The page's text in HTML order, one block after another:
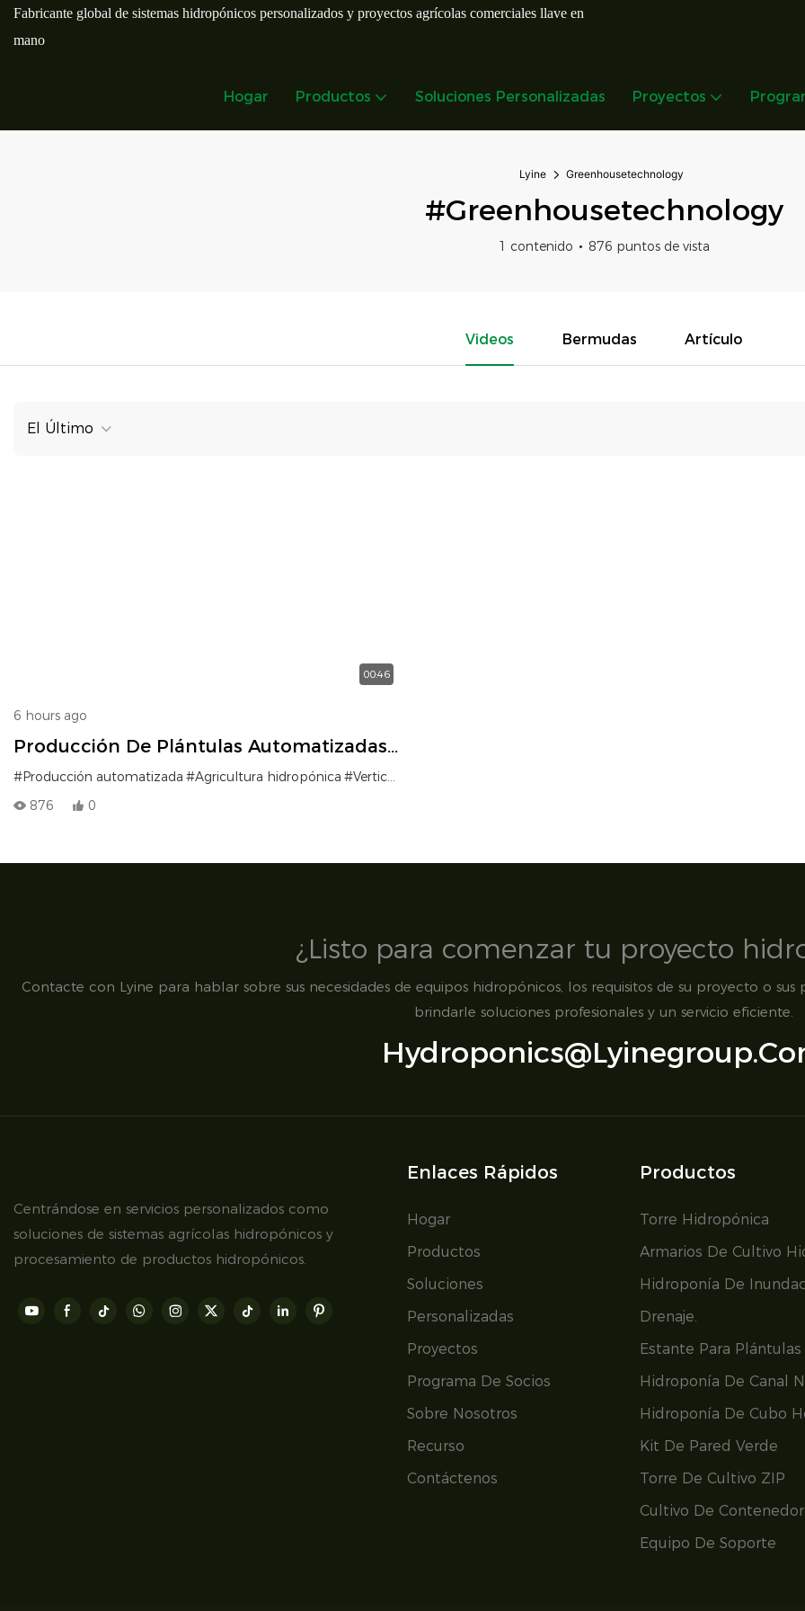
Fabricante global de sistemas hidropónicos personalizados y proyectos agrícolas comerciales llave en
mano
Hogar Productos Soluciones Personalizadas Proyectos
Lyine Greenhousetechnology
#Greenhousetechnology
1 contenido 876 puntos de vista
Videos Bermudas Artículo
El Último
00:46
6 hours ago
Producción De Plántulas Automatizadas
Inteligentes Para Agricultura Hidropónica
Vertical Y Crecimiento De Forraje A Gran
#Producción automatizada #Agricultura hidropónica #Verticalfarmingsystem
876
0
¿Listo para comenzar tu proyecto
Contacte con Lyine para hablar sobre sus necesidades de equipos hidropónicos, los requisitos de su proyecto o
brindarle soluciones profesionales y un servicio eficiente.
Centrándose en servicios personalizados como
soluciones de sistemas agrícolas hidropónicos y
procesamiento de productos hidropónicos.
Enlaces Rápidos
Hogar
Productos
Soluciones
Personalizadas
Proyectos
Programa De Socios
Sobre Nosotros
Recurso
Contáctenos
Productos
Torre Hidropónica
Armarios De Cultivo
Hidroponía De
Drenaje.
Estante Para Plántulas
Hidroponía De Canal
Hidroponía De Cubo
Kit De Pared Verde
Torre De Cultivo ZIP
Cultivo De
Equipo De Soporte